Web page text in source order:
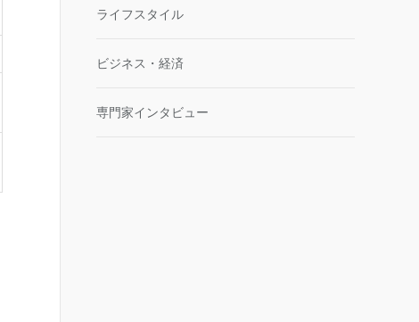
ライフスタイル
ビジネス・経済
専門家インタビュー